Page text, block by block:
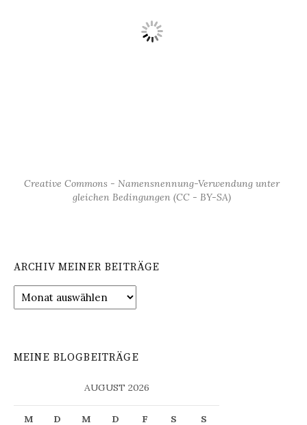
Creative Commons - Namensnennung-Verwendung unter
gleichen Bedingungen (CC - BY-SA)
ARCHIV MEINER BEITRÄGE
Archiv
meiner
MEINE BLOGBEITRÄGE
AUGUST 2026
M D M D F S S